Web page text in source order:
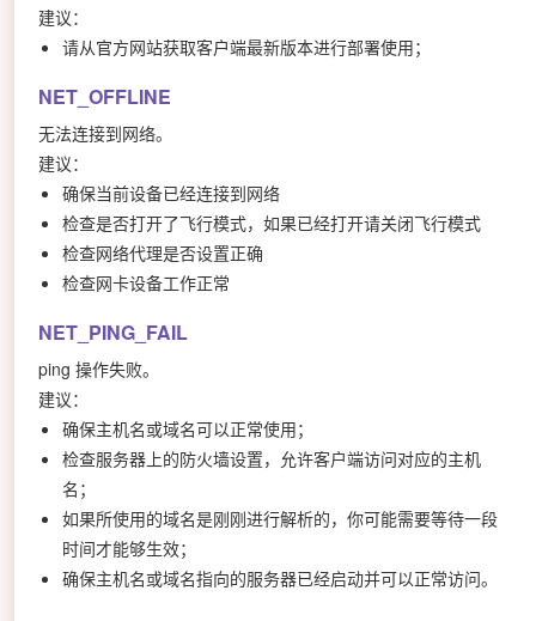
建议：
请从官方网站获取客户端最新版本进行部署使用；
NET_OFFLINE
无法连接到网络。
建议：
确保当前设备已经连接到网络
检查是否打开了飞行模式，如果已经打开请关闭飞行模式
检查网络代理是否设置正确
检查网卡设备工作正常
NET_PING_FAIL
ping 操作失败。
建议：
确保主机名或域名可以正常使用；
检查服务器上的防火墙设置，允许客户端访问对应的主机
名；
如果所使用的域名是刚刚进行解析的，你可能需要等待一段
时间才能够生效；
确保主机名或域名指向的服务器已经启动并可以正常访问。